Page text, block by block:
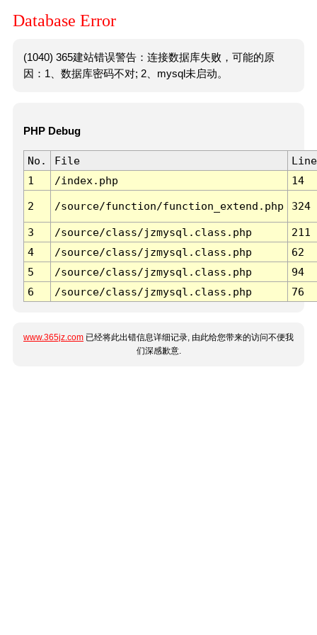
Database Error
(1040) 365建站错误警告：连接数据库失败，可能的原
因：1、数据库密码不对; 2、mysql未启动。
PHP Debug
No. File
Line
1
/index.php 14
2 /source/function/function_extend.php 324
3 /source/class/jzmysql.class.php
211
4
/source/class/jzmysql.class.php
62
5
/source/class/jzmysql.class.php
94
6
/source/class/jzmysql.class.php 76
www.365jz.com 已经将此出错信息详细记录, 由此给您带来的访问不便我
们深感歉意.